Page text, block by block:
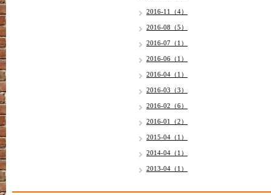
2016-11（4）
2016-08（5）
2016-07（1）
2016-06（1）
2016-04（1）
2016-03（3）
2016-02（6）
2016-01（2）
2015-04（1）
2014-04（1）
2013-04（1）